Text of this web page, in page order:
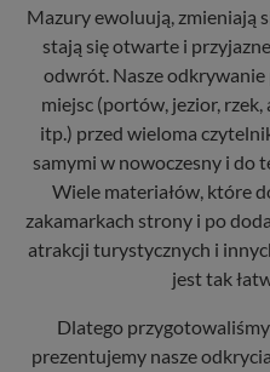
Mazury ewoluują, zmieniają
stają się otwarte i
odwrót. Nasze
miejsc (portów, jezior,
itp.) przed wieloma
samymi w nowoczesny i do
Wiele materiałów, które
zakamarkach strony i po
atrakcji turystycznych i
jest tak
Dlatego
prezentujemy nasze